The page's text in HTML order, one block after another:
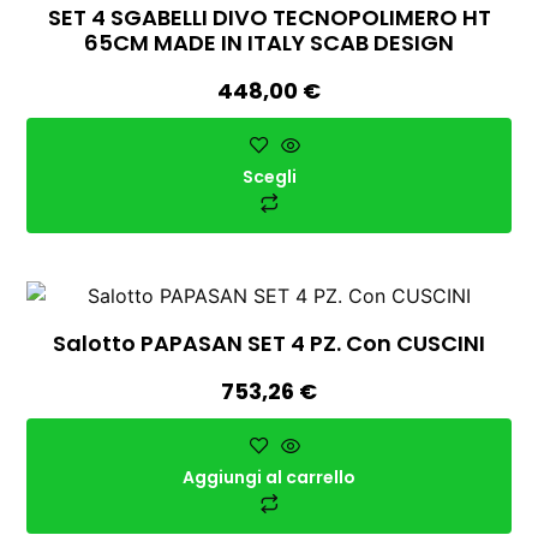
SET 4 SGABELLI DIVO TECNOPOLIMERO HT
65CM MADE IN ITALY SCAB DESIGN
448,00 €
Scegli
Salotto PAPASAN SET 4 PZ. Con CUSCINI
753,26 €
Aggiungi al carrello